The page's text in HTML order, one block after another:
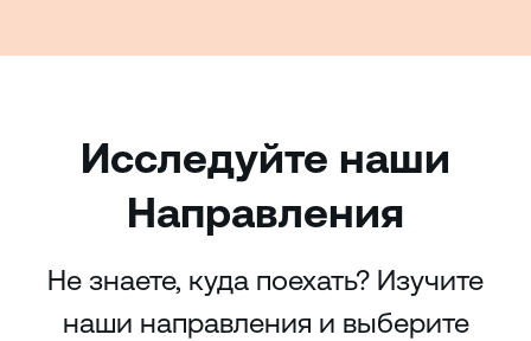
Исследуйте наши
Направления
Не знаете, куда поехать? Изучите
наши направления и выберите